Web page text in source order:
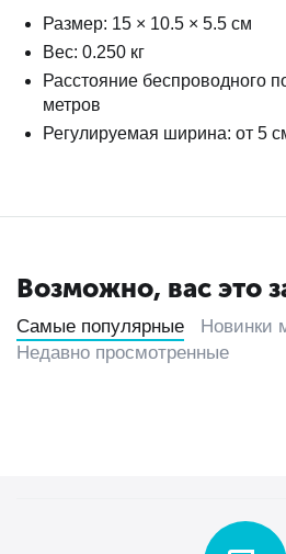
Размер: 15 × 10.5 × 5.5 см
Вес: 0.250 кг
Расстояние беспроводного
метров
Регулируемая ширина: от 5
Возможно, вас это
Самые популярные
Новинки
Недавно просмотренные